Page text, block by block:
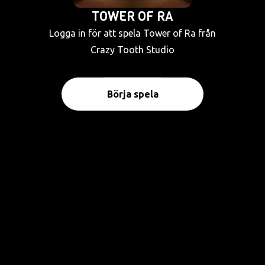
TOWER OF RA
Logga in för att spela Tower of Ra från
Crazy Tooth Studio
Börja spela